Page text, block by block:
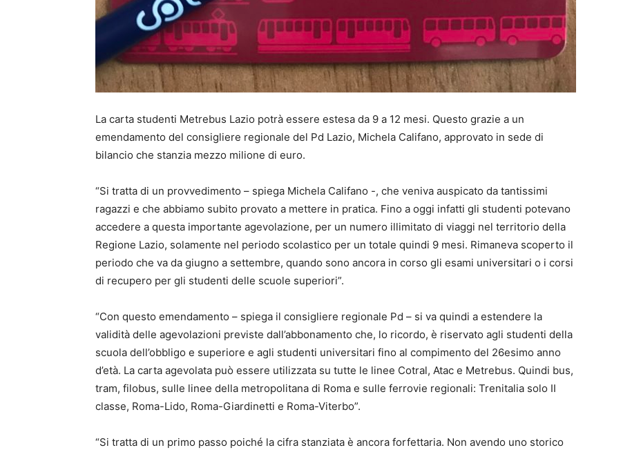
La carta studenti Metrebus Lazio potrà essere estesa da 9 a 12 mesi. Questo grazie a un
emendamento del consigliere regionale del Pd Lazio, Michela Califano, approvato in sede di
bilancio che stanzia mezzo milione di euro.
“Si tratta di un provvedimento – spiega Michela Califano -, che veniva auspicato da tantissimi
ragazzi e che abbiamo subito provato a mettere in pratica. Fino a oggi infatti gli studenti potevano
accedere a questa importante agevolazione, per un numero illimitato di viaggi nel territorio della
Regione Lazio, solamente nel periodo scolastico per un totale quindi 9 mesi. Rimaneva scoperto il
periodo che va da giugno a settembre, quando sono ancora in corso gli esami universitari o i corsi
di recupero per gli studenti delle scuole superiori”.
“Con questo emendamento – spiega il consigliere regionale Pd – si va quindi a estendere la
validità delle agevolazioni previste dall’abbonamento che, lo ricordo, è riservato agli studenti della
scuola dell’obbligo e superiore e agli studenti universitari fino al compimento del 26esimo anno
d’età. La carta agevolata può essere utilizzata su tutte le linee Cotral, Atac e Metrebus. Quindi bus,
tram, filobus, sulle linee della metropolitana di Roma e sulle ferrovie regionali: Trenitalia solo II
classe, Roma-Lido, Roma-Giardinetti e Roma-Viterbo”.
“Si tratta di un primo passo poiché la cifra stanziata è ancora forfettaria. Non avendo uno storico